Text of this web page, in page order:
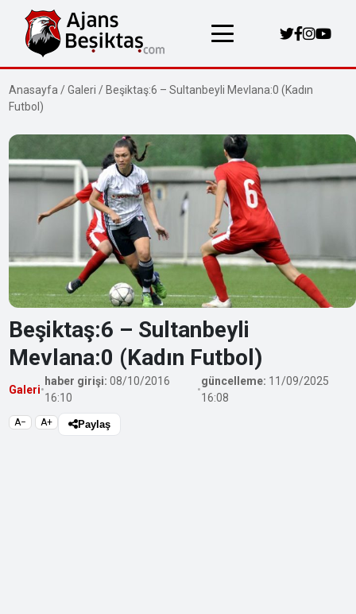
Anasayfa /Galeri / Beşiktaş:6 – Sultanbeyli Mevlana:0 (Kadın
Futbol)
Beşiktaş:6 – Sultanbeyli
Mevlana:0 (Kadın Futbol)
Galeri•
haber girişi: 08/10/2016
16:10
•
güncelleme: 11/09/2025
16:08
A− A+ Paylaş